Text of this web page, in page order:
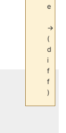
e
→
(
d
i
f
f
)